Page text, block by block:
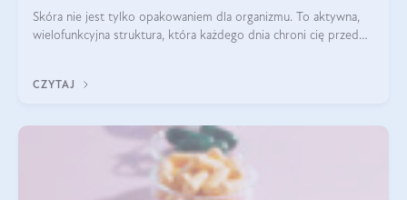
Skóra nie jest tylko opakowaniem dla organizmu. To aktywna,
wielofunkcyjna struktura, która każdego dnia chroni cię przed
bariera hydrolipidowa.
CZYTAJ